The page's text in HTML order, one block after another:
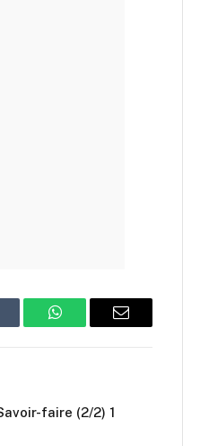
WhatsAppEmail
faire (2/2) 1